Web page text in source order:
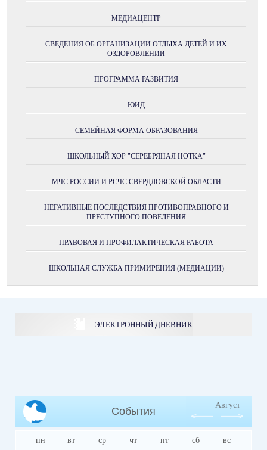
МЕДИАЦЕНТР
СВЕДЕНИЯ ОБ ОРГАНИЗАЦИИ ОТДЫХА ДЕТЕЙ И ИХ
ОЗДОРОВЛЕНИИ
ПРОГРАММА РАЗВИТИЯ
ЮИД
СЕМЕЙНАЯ ФОРМА ОБРАЗОВАНИЯ
ШКОЛЬНЫЙ ХОР "СЕРЕБРЯНАЯ НОТКА"
МЧС РОССИИ И РСЧС СВЕРДЛОВСКОЙ ОБЛАСТИ
НЕГАТИВНЫЕ ПОСЛЕДСТВИЯ ПРОТИВОПРАВНОГО И
ПРЕСТУПНОГО ПОВЕДЕНИЯ
ПРАВОВАЯ И ПРОФИЛАКТИЧЕСКАЯ РАБОТА
ШКОЛЬНАЯ СЛУЖБА ПРИМИРЕНИЯ (МЕДИАЦИИ)
ЭЛЕКТРОННЫЙ ДНЕВНИК
События
Август
пн вт ср чт пт сб вс